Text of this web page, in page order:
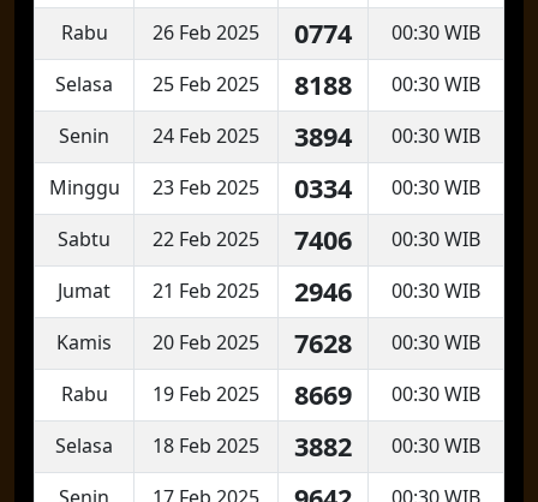
Rabu
26 Feb 2025 0774
00:30 WIB
Selasa
25 Feb 2025 8188
00:30 WIB
Senin
24 Feb 2025 3894
00:30 WIB
Minggu
23 Feb 2025 0334
00:30 WIB
Sabtu
22 Feb 2025 7406
00:30 WIB
Jumat
21 Feb 2025 2946
00:30 WIB
Kamis
20 Feb 2025 7628
00:30 WIB
Rabu
19 Feb 2025 8669
00:30 WIB
Selasa
18 Feb 2025 3882
00:30 WIB